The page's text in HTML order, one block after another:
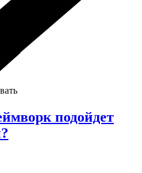
подойдет